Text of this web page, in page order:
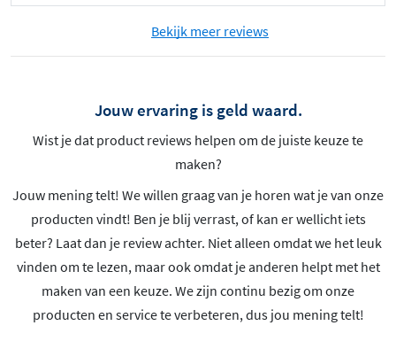
Bekijk meer reviews
Jouw ervaring is geld waard.
Wist je dat product reviews helpen om de juiste keuze te
maken?
Jouw mening telt! We willen graag van je horen wat je van onze
producten vindt! Ben je blij verrast, of kan er wellicht iets
beter? Laat dan je review achter. Niet alleen omdat we het leuk
vinden om te lezen, maar ook omdat je anderen helpt met het
maken van een keuze. We zijn continu bezig om onze
producten en service te verbeteren, dus jou mening telt!